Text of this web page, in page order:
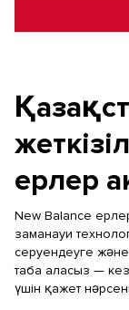
ерлер
New Balance
заманауи
серуендеуге және
таба аласыз — кез
үшін қажет